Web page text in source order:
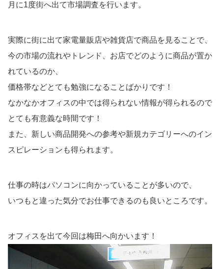
月に1度街へ出て市場調査を行います。
実際に街に出て家電量販店や雑貨店で商品を見ることで、
今の市場の流れやトレンド、お店でどのように商品が置か
れているのか、
価格帯などとても勉強になることばかりです！
なかなかオフィスの中では得られない情報が得られるので
とても有意義な時間です！
また、新しい商品開発への参考や新規カテゴリーへのイン
スピレーションも得られます。
仕事の時はパソコンに向かっていることが多いので、
いつもと違った気分でお仕事できるのも良いところです。
オフィスを出て今回は梅田へ向かいます！